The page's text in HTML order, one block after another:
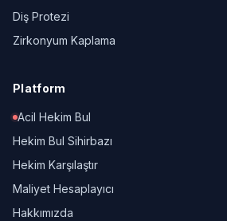
Diş Protezi
Zirkonyum Kaplama
Platform
Acil Hekim Bul
Hekim Bul Sihirbazı
Hekim Karşılaştır
Maliyet Hesaplayıcı
Hakkımızda